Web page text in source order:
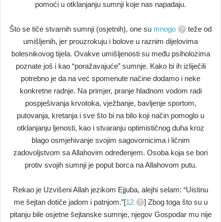
pomoći u otklanjanju sumnji koje nas napadaju.
Što se tiče stvarnih sumnji (osjetnih), one su mnogo
teže od
umišljenih, jer prouzrokuju i bolove u raznim dijelovima
bolesnikovog tijela. Ovakve umišljenosti su među psiholozima
poznate još i kao “poražavajuće” sumnje. Kako bi ih izliječili
potrebno je da na već spomenute načine dodamo i neke
konkretne radnje. Na primjer, pranje hladnom vodom radi
pospješivanja krvotoka, vježbanje, bavljenje sportom,
putovanja, kretanja i sve što bi na bilo koji način pomoglo u
otklanjanju ljenosti, kao i stvaranju optimističnog duha kroz
blago osmjehivanje svojim sagovornicima i ličnim
zadovoljstvom sa Allahovim određenjem. Osoba koja se bori
protiv svojih sumnji je poput borca na Allahovom putu.
Rekao je Uzvišeni Allah jezikom Ejjuba, alejhi selam: “Uistinu
me šejtan dotiče jadom i patnjom.”[12
] Zbog toga što su u
pitanju bile osjetne šejtanske sumnje, njegov Gospodar mu nije